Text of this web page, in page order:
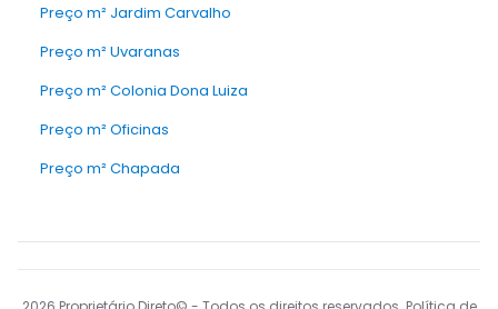
Preço m² Jardim Carvalho
Preço m² Uvaranas
Preço m² Colonia Dona Luiza
Preço m² Oficinas
Preço m² Chapada